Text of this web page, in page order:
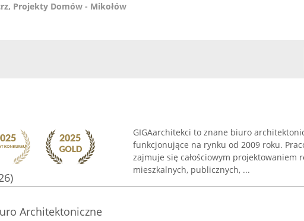
Projekty Domów - Mikołów
GIGAarchitekci to znane biuro
funkcjonujące na rynku od 2009 roku.
zajmuje się całościowym
mieszkalnych, publicznych, ...
Architektoniczne